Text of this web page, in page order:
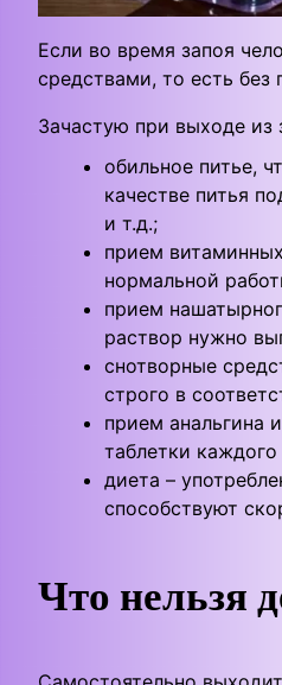
Если во время запоя
средствами, то есть
Зачастую при выходе
обильное питье,
качестве питья
и т.д.;
прием
нормальной
прием
раствор нужно
снотворные
строго в
прием анальгина
таблетки
диета –
способствуют
Что нельзя